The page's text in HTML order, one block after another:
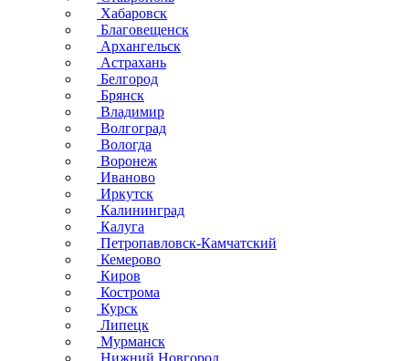
Хабаровск
Благовещенск
Архангельск
Астрахань
Белгород
Брянск
Владимир
Волгоград
Вологда
Воронеж
Иваново
Иркутск
Калининград
Калуга
Петропавловск-Камчатский
Кемерово
Киров
Кострома
Курск
Липецк
Мурманск
Нижний Новгород